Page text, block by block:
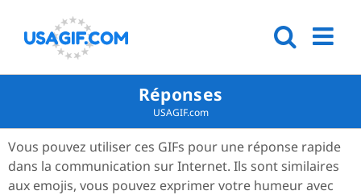
Réponses
USAGIF.com
Vous pouvez utiliser ces GIFs pour une réponse rapide
dans la communication sur Internet. Ils sont similaires
aux emojis, vous pouvez exprimer votre humeur avec